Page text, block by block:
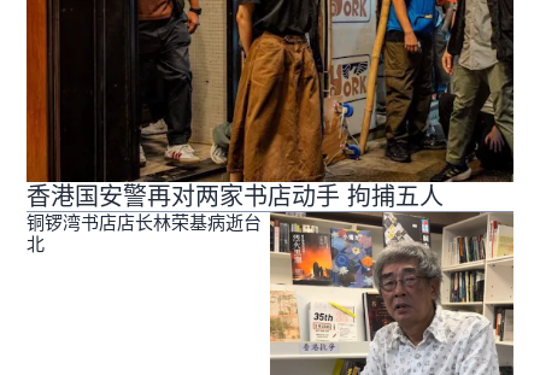
香港国安警再对两家书店动手 拘捕五人
铜锣湾书店店长林荣基病逝台
北